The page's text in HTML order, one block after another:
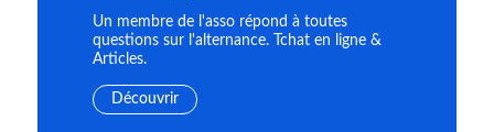
Un membre de l'asso répond à toutes
questions sur l'alternance. Tchat en ligne &
Articles.
Découvrir